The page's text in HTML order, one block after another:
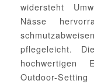
widersteht
Nässe
pflegeleicht.
hochwertigen
Outdoor-